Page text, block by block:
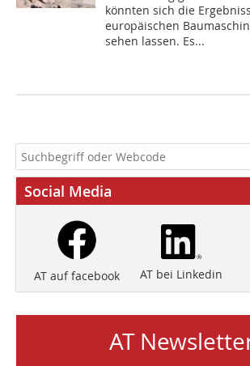
könnten sich die
europäischen
sehen lassen. Es...
Social Media
AT auf facebook AT bei Linkedin
AT